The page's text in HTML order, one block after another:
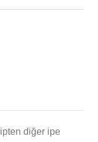
diğer ipe